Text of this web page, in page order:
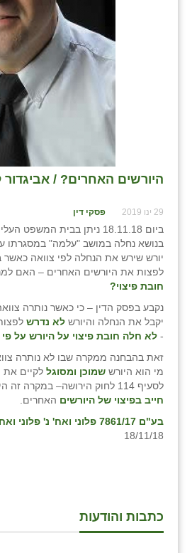
היורשים האחרים? / אביגדור
29 ינו 2019 פסקי דין
ביום 18.11.18 ניתן בבית
בנושא נחלה במושב "עלמה"
יורש שירש את הנחלה לפי צוואה כאשר
לפצות את היורשים האחרים – האם
חובת פיצוי?
נקבע בפסק הדין – כי כאשר נותרה
יקבל את הנחלה והיורש לא נדרש
- לא חלה חובת פיצוי על היורש על פי
זאת בהבחנה ממקרה שבו לא נותרה
מי הוא היורש שמוכן ומסוגל לקיים
לסעיף 114 לחוק הירושה– במקרה זה היורש שיקבל את הנחלה
חייב בפיצוי של היורשים האחרים.
בע"ם 7861/17 פלוני ואח' נ' פלוני ואח'
18/11/18
כתבות והודעות
כפר סבא (אגרא)
כפר שמריהו
מגשימים
מישר
מכורה
מנחמיה
נאות הכיכר
נווה אטי״ב
עין חצבה